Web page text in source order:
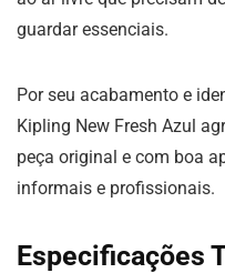
guardar essenciais.
Por seu acabamento e
Kipling New Fresh Azul
peça original e com boa
informais e profissionais.
Especificações